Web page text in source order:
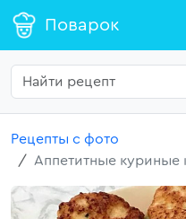
Поварок
Рецепты с фото
Аппетитные куриные